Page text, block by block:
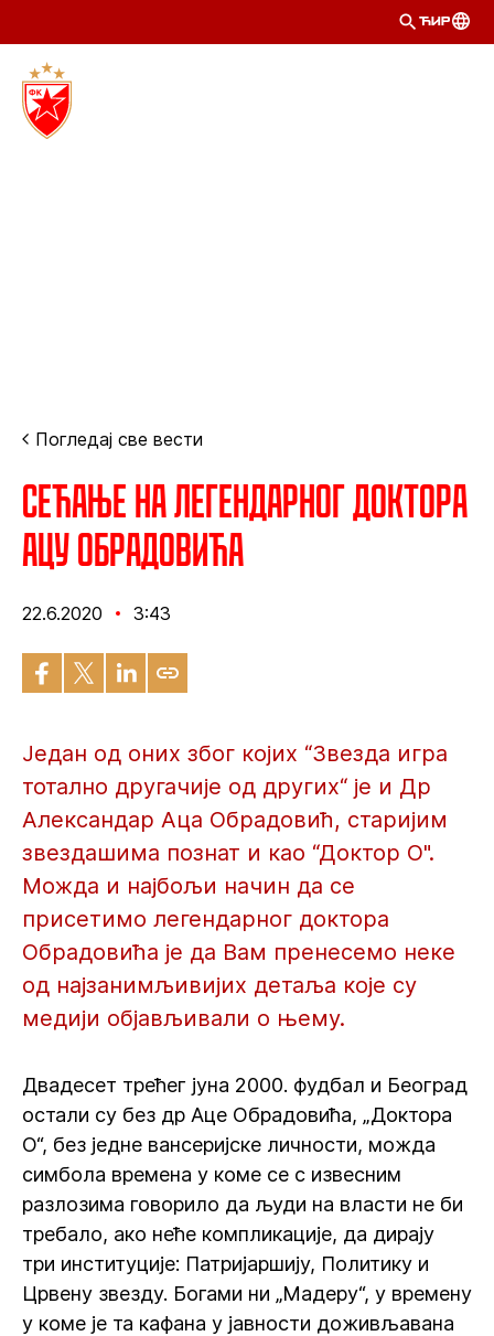
ЋИР
Погледај све вести
Сећање на легендарног доктора
Ацу Обрадовића
22.6.2020 3:43
Један од оних због којих “Звезда игра
тотално другачије од других“ је и Др
Александар Аца Обрадовић, старијим
звездашима познат и као “Доктор О".
Можда и најбољи начин да се
присетимо легендарног доктора
Обрадовића је да Вам пренесемо неке
од најзанимљивијих детаља које су
медији објављивали о њему.
Двадесет трећег јуна 2000. фудбал и Београд
остали су без др Аце Обрадовића, „Доктора
О“, без једне вансеријске личности, можда
симбола времена у коме се с извесним
разлозима говорило да људи на власти не би
требало, ако неће компликације, да дирају
три институције: Патријаршију, Политику и
Црвену звезду. Богами ни „Мадеру“, у времену
у коме је та кафана у јавности доживљавана